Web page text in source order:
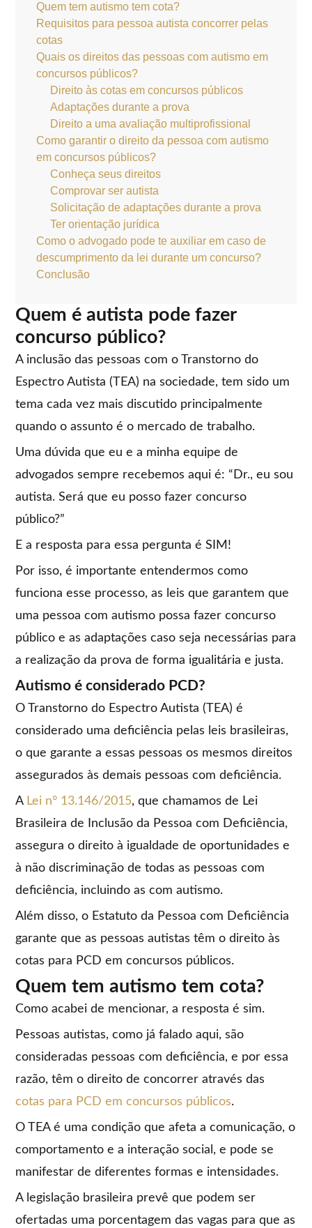
Quem tem autismo tem cota?
Requisitos para pessoa autista concorrer pelas
cotas
Quais os direitos das pessoas com autismo em
concursos públicos?
Direito às cotas em concursos públicos
Adaptações durante a prova
Direito a uma avaliação multiprofissional
Como garantir o direito da pessoa com autismo
em concursos públicos?
Conheça seus direitos
Comprovar ser autista
Solicitação de adaptações durante a prova
Ter orientação jurídica
Como o advogado pode te auxiliar em caso de
descumprimento da lei durante um concurso?
Conclusão
Quem é autista pode fazer
concurso público?
A inclusão das pessoas com o Transtorno do
Espectro Autista (TEA) na sociedade, tem sido um
tema cada vez mais discutido principalmente
quando o assunto é o mercado de trabalho.
Uma dúvida que eu e a minha equipe de
advogados sempre recebemos aqui é: “Dr., eu sou
autista. Será que eu posso fazer concurso
público?”
E a resposta para essa pergunta é SIM!
Por isso, é importante entendermos como
funciona esse processo, as leis que garantem que
uma pessoa com autismo possa fazer concurso
público e as adaptações caso seja necessárias para
a realização da prova de forma igualitária e justa.
Autismo é considerado PCD?
O Transtorno do Espectro Autista (TEA) é
considerado uma deficiência pelas leis brasileiras,
o que garante a essas pessoas os mesmos direitos
assegurados às demais pessoas com deficiência.
A Lei n° 13.146/2015, que chamamos de Lei
Brasileira de Inclusão da Pessoa com Deficiência,
assegura o direito à igualdade de oportunidades e
à não discriminação de todas as pessoas com
deficiência, incluindo as com autismo.
Além disso, o Estatuto da Pessoa com Deficiência
garante que as pessoas autistas têm o direito às
cotas para PCD em concursos públicos.
Quem tem autismo tem cota?
Como acabei de mencionar, a resposta é sim.
Pessoas autistas, como já falado aqui, são
consideradas pessoas com deficiência, e por essa
razão, têm o direito de concorrer através das
cotas para PCD em concursos públicos.
O TEA é uma condição que afeta a comunicação, o
comportamento e a interação social, e pode se
manifestar de diferentes formas e intensidades.
A legislação brasileira prevê que podem ser
ofertadas uma porcentagem das vagas para que as